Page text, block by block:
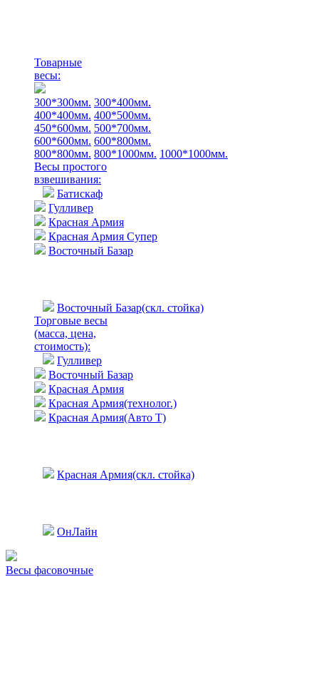
Товарные
весы:
300*300мм. 300*400мм.
400*400мм. 400*500мм.
450*600мм. 500*700мм.
600*600мм. 600*800мм.
800*800мм. 800*1000мм. 1000*1000мм.
Весы простого
взвешивания:
Батискаф
Гулливер
Красная Армия
Красная Армия Супер
Восточный Базар
Восточный Базар(скл. стойка)
Торговые весы
(масса, цена,
стоимость):
Гулливер
Восточный Базар
Красная Армия
Красная Армия(технолог.)
Красная Армия(Авто Т)
Красная Армия(скл. стойка)
ОнЛайн
Весы фасовочные